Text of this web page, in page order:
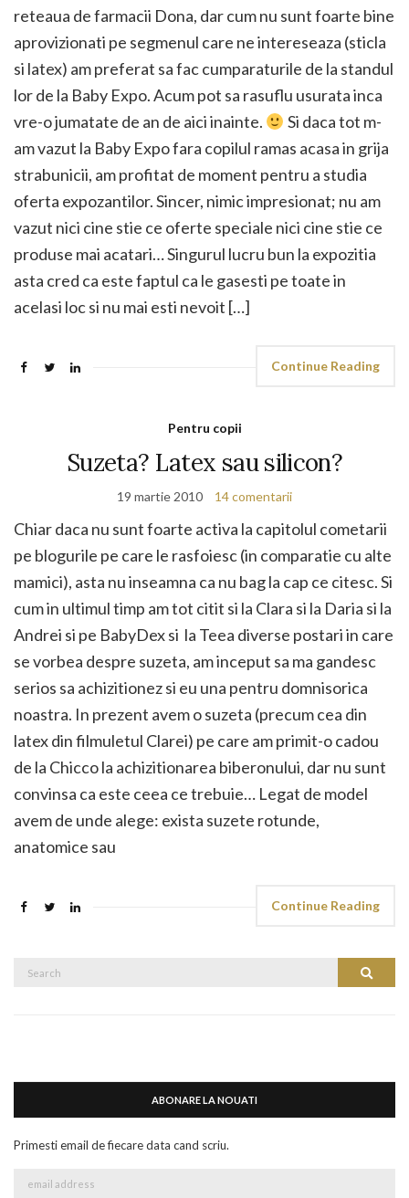
reteaua de farmacii Dona, dar cum nu sunt foarte bine
aprovizionati pe segmenul care ne intereseaza (sticla
si latex) am preferat sa fac cumparaturile de la standul
lor de la Baby Expo. Acum pot sa rasuflu usurata inca
vre-o jumatate de an de aici inainte.
Si daca tot m-
am vazut la Baby Expo fara copilul ramas acasa in grija
strabunicii, am profitat de moment pentru a studia
oferta expozantilor. Sincer, nimic impresionat; nu am
vazut nici cine stie ce oferte speciale nici cine stie ce
produse mai acatari… Singurul lucru bun la expozitia
asta cred ca este faptul ca le gasesti pe toate in
acelasi loc si nu mai esti nevoit […]
Continue Reading
Pentru copii
Suzeta? Latex sau silicon?
19 martie 2010 14 comentarii
Chiar daca nu sunt foarte activa la capitolul cometarii
pe blogurile pe care le rasfoiesc (in comparatie cu alte
mamici), asta nu inseamna ca nu bag la cap ce citesc. Si
cum in ultimul timp am tot citit si la Clara si la Daria si la
Andrei si pe BabyDex si la Teea diverse postari in care
se vorbea despre suzeta, am inceput sa ma gandesc
serios sa achizitionez si eu una pentru domnisorica
noastra. In prezent avem o suzeta (precum cea din
latex din filmuletul Clarei) pe care am primit-o cadou
de la Chicco la achizitionarea biberonului, dar nu sunt
convinsa ca este ceea ce trebuie… Legat de model
avem de unde alege: exista suzete rotunde,
anatomice sau
Continue Reading
Search
ABONARE LA NOUATI
Primesti email de fiecare data cand scriu.